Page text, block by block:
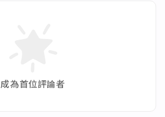
成為首位評論者